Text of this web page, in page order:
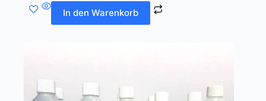
In den Warenkorb